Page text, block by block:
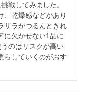
戦してみました。
、乾燥感などがあり
ザラがつるんときれ
に欠かせない1品に
のはリスクが高い
らしていくのがおす